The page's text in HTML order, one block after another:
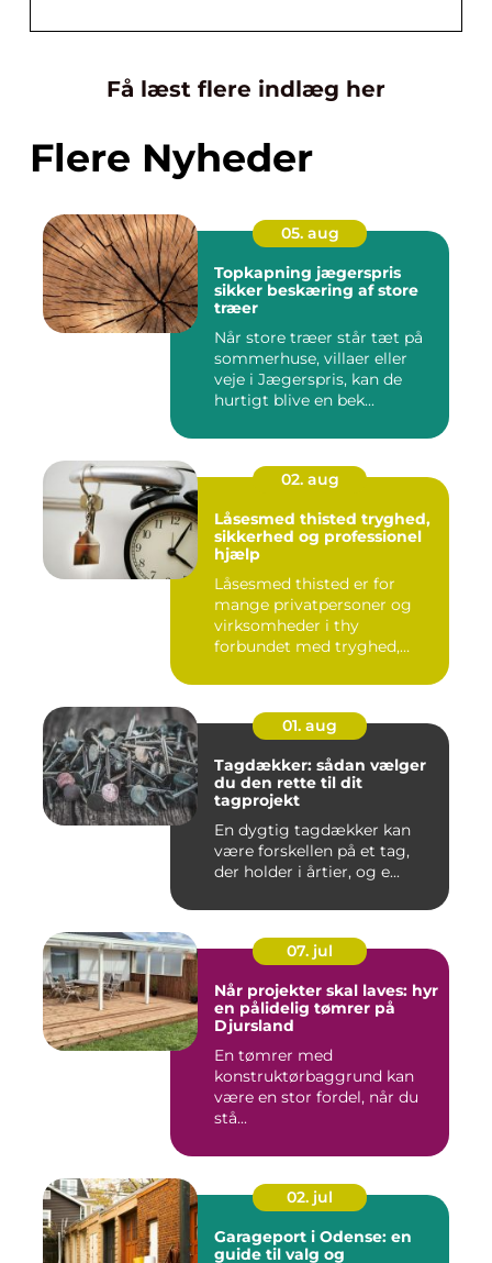
Få læst flere indlæg her
Flere Nyheder
05. aug
Topkapning jægerspris
sikker beskæring af store
træer
Når store træer står tæt på
sommerhuse, villaer eller
veje i Jægerspris, kan de
hurtigt blive en bek...
02. aug
Låsesmed thisted tryghed,
sikkerhed og professionel
hjælp
Låsesmed thisted er for
mange privatpersoner og
virksomheder i thy
forbundet med tryghed,
01. aug
Tagdækker: sådan vælger
du den rette til dit
tagprojekt
En dygtig tagdækker kan
være forskellen på et tag,
der holder i årtier, og e...
07. jul
Når projekter skal laves: hyr
en pålidelig tømrer på
Djursland
En tømrer med
konstruktørbaggrund kan
være en stor fordel, når du
stå...
02. jul
Garageport i Odense: en
guide til valg og